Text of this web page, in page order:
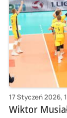
17 Styczeń 2026,
Wiktor